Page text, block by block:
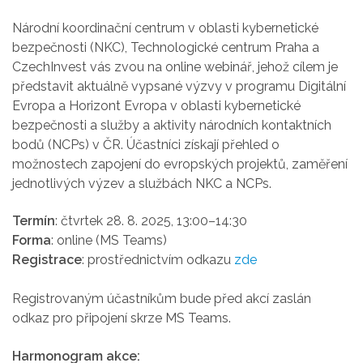
Národní koordinační centrum v oblasti kybernetické
bezpečnosti (NKC), Technologické centrum Praha a
CzechInvest vás zvou na online webinář, jehož cílem je
představit aktuálně vypsané výzvy v programu Digitální
Evropa a Horizont Evropa v oblasti kybernetické
bezpečnosti a služby a aktivity národních kontaktních
bodů (NCPs) v ČR. Účastníci získají přehled o
možnostech zapojení do evropských projektů, zaměření
jednotlivých výzev a službách NKC a NCPs.
Termín: čtvrtek 28. 8. 2025, 13:00–14:30
Forma: online (MS Teams)
Registrace: prostřednictvím odkazu zde
Registrovaným účastníkům bude před akcí zaslán
odkaz pro připojení skrze MS Teams.
Harmonogram akce: